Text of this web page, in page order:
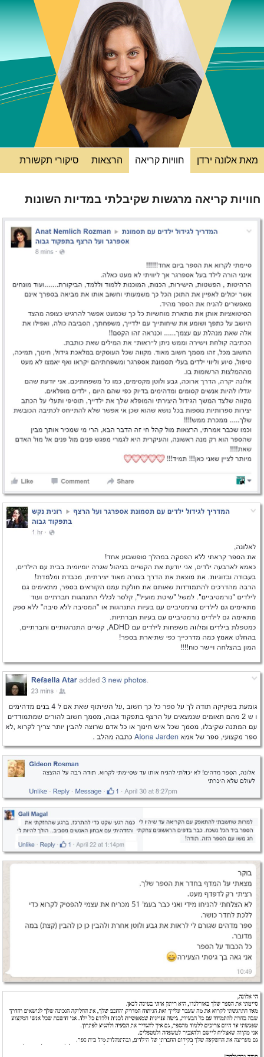
מאת אלונה ירדן חוויות קריאה הרצאות סיקורי תקשורת
חוויות קריאה מרגשות שקיבלתי במדיות השונות